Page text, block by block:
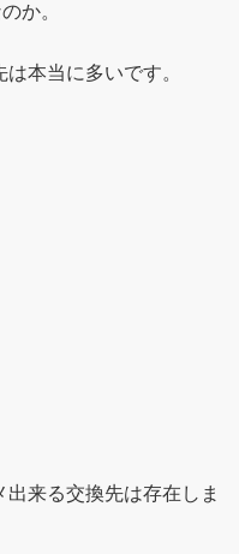
か。
本当に多いです。
来る交換先は存在しま